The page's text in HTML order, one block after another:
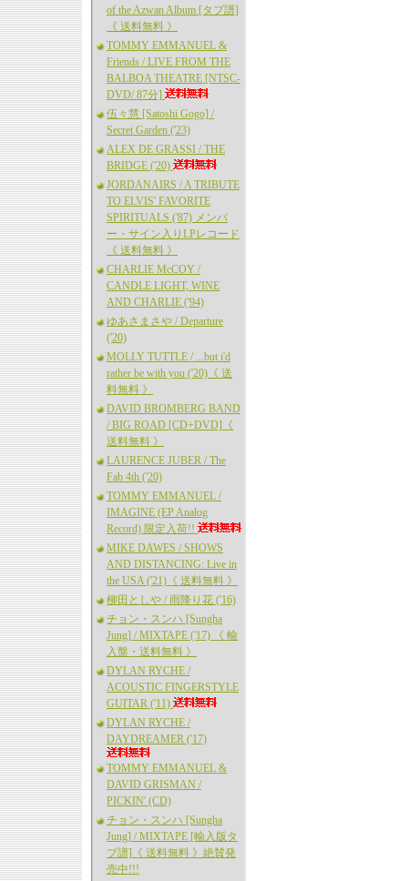
of the Azwan Album [タブ譜]
《 送料無料 》
TOMMY EMMANUEL &
Friends / LIVE FROM THE
BALBOA THEATRE [NTSC-
DVD/ 87分]
伍々慧 [Satoshi Gogo] /
Secret Garden ('23)
ALEX DE GRASSI / THE
BRIDGE ('20)
JORDANAIRS / A TRIBUTE
TO ELVIS' FAVORITE
SPIRITUALS ('87) メンバ
ー・サイン入りLPレコード
《 送料無料 》
CHARLIE McCOY /
CANDLE LIGHT, WINE
AND CHARLIE ('94)
ゆあさまさや / Departure
('20)
MOLLY TUTTLE / ...but i'd
rather be with you ('20)《 送
料無料 》
DAVID BROMBERG BAND
/ BIG ROAD [CD+DVD]《
送料無料 》
LAURENCE JUBER / The
Fab 4th ('20)
TOMMY EMMANUEL /
IMAGINE (EP Analog
Record) 限定入荷!!
MIKE DAWES / SHOWS
AND DISTANCING: Live in
the USA ('21)《 送料無料 》
柳田としや / 雨降り花 ('16)
チョン・スンハ [Sungha
Jung] / MIXTAPE ('17) 《 輸
入盤・送料無料 》
DYLAN RYCHE /
ACOUSTIC FINGERSTYLE
GUITAR ('11)
DYLAN RYCHE /
DAYDREAMER ('17)
TOMMY EMMANUEL &
DAVID GRISMAN /
PICKIN' (CD)
チョン・スンハ [Sungha
Jung] / MIXTAPE [輸入版タ
ブ譜]《 送料無料 》絶賛発
売中!!!